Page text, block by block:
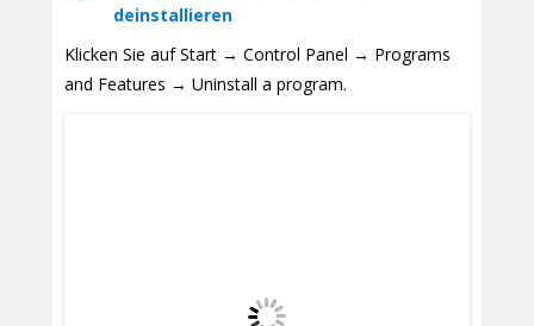
deinstallieren
Klicken Sie auf Start → Control Panel → Programs
and Features → Uninstall a program.